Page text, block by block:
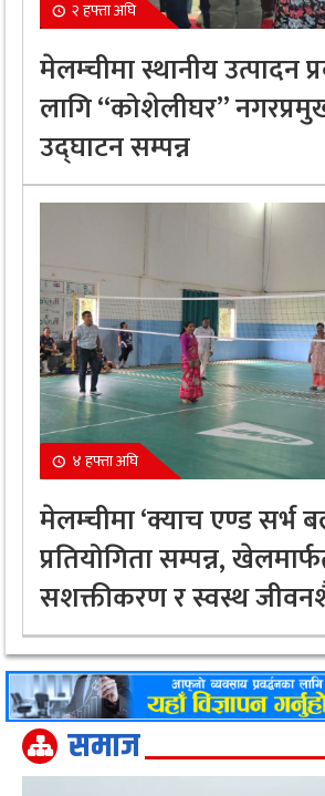
२ हफ्ता अघि
मेलम्चीमा स्थानीय उत्पादन
लागि “कोशेलीघर” नगरप्रमुख
उद्घाटन सम्पन्न
४ हफ्ता अघि
मेलम्चीमा ‘क्याच एण्ड सर्भ
प्रतियोगिता सम्पन्न,
सशक्तीकरण र स्वस्थ
समाज